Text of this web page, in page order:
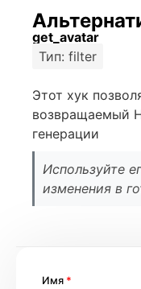
get_avatar
Тип: filter
Этот хук
возвращаемый
генерации
Используйте
изменения в
Имя *